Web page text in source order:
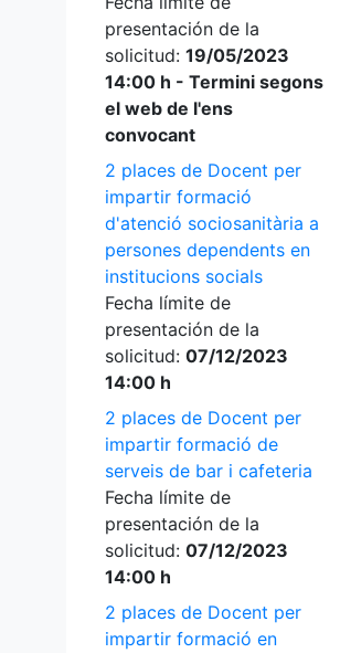
presentación de la
solicitud: 19/05/2023
14:00 h - Termini segons
el web de l'ens
convocant
2 places de Docent per
impartir formació
d'atenció sociosanitària a
persones dependents en
institucions socials
Fecha límite de
presentación de la
solicitud: 07/12/2023
14:00 h
2 places de Docent per
impartir formació de
serveis de bar i cafeteria
Fecha límite de
presentación de la
solicitud: 07/12/2023
14:00 h
2 places de Docent per
impartir formació en